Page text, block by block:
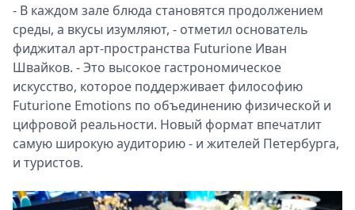
- В каждом зале блюда становятся продолжением
среды, а вкусы изумляют, - отметил основатель
фиджитал арт-пространства Futurione Иван
Швайков. - Это высокое гастрономическое
искусство, которое поддерживает философию
Futurione Emotions по объединению физической и
цифровой реальности. Новый формат впечатлит
самую широкую аудиторию - и жителей Петербурга,
и туристов.